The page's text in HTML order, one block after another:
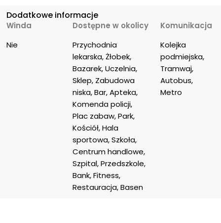
Dodatkowe informacje
Winda
Nie
Dostępne w okolicy
Przychodnia
lekarska, Żłobek,
Bazarek, Uczelnia,
Sklep, Zabudowa
niska, Bar, Apteka,
Komenda policji,
Plac zabaw, Park,
Kościół, Hala
sportowa, Szkoła,
Centrum handlowe,
Szpital, Przedszkole,
Bank, Fitness,
Restauracja, Basen
Komunikacja
Kolejka
podmiejska,
Tramwaj,
Autobus,
Metro